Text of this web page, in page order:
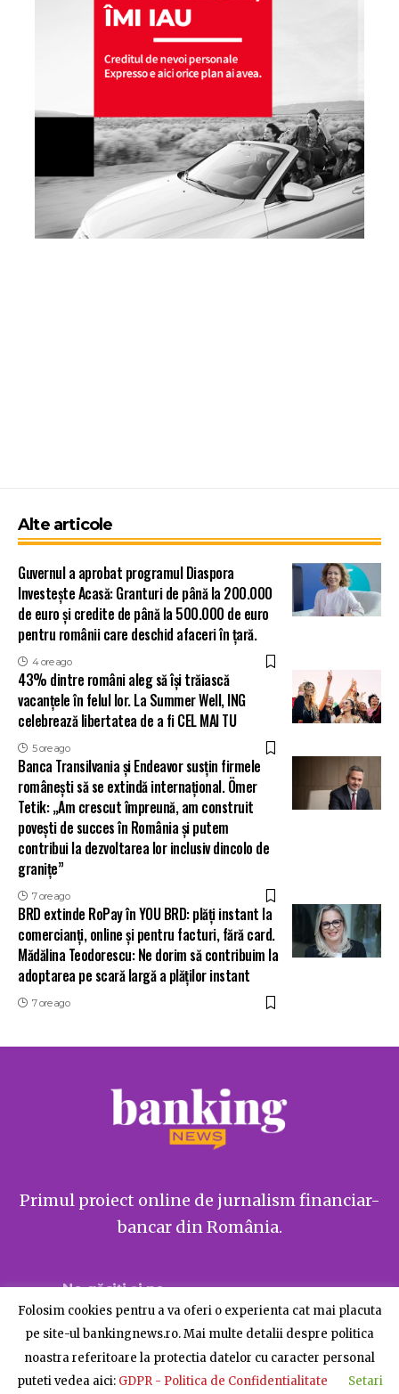
Alte articole
Guvernul a aprobat programul Diaspora
Investește Acasă: Granturi de până la 200.000
de euro și credite de până la 500.000 de euro
pentru românii care deschid afaceri în țară.
4 ore ago
43% dintre români aleg să își trăiască
vacanțele în felul lor. La Summer Well, ING
celebrează libertatea de a fi CEL MAI TU
5 ore ago
Banca Transilvania și Endeavor susțin firmele
românești să se extindă internațional. Ömer
Tetik: „Am crescut împreună, am construit
povești de succes în România și putem
contribui la dezvoltarea lor inclusiv dincolo de
granițe”
7 ore ago
BRD extinde RoPay în YOU BRD: plăți instant la
comercianți, online și pentru facturi, fără card.
Mădălina Teodorescu: Ne dorim să contribuim la
adoptarea pe scară largă a plăților instant
7 ore ago
Primul proiect online de jurnalism financiar-
bancar din România.
Ne găsiți și pe
Despre BankingNews Contact Publicitate
Folosim cookies pentru a va oferi o experienta cat mai placuta
pe site-ul bankingnews.ro. Mai multe detalii despre politica
noastra referitoare la protectia datelor cu caracter personal
puteti vedea aici: GDPR - Politica de Confidentialitate Setari